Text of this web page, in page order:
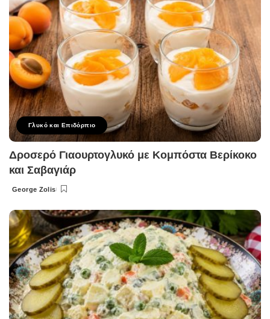
Γλυκό και Επιδόρπιο
Δροσερό Γιαουρτογλυκό με Κομπόστα Βερίκοκο
και Σαβαγιάρ
Posted
George Zolis